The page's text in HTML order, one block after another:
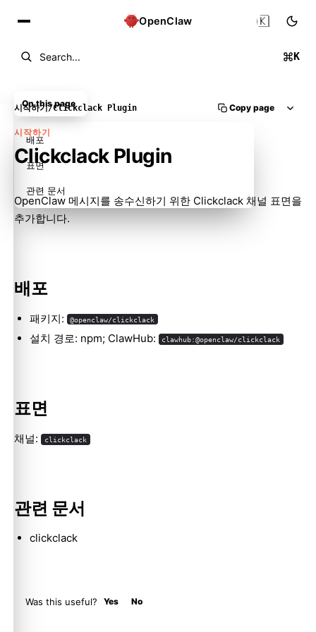
OpenClaw
Search... K
🇰🇷
시작하기/Clickclack Plugin Copy page
시작하기
Clickclack Plugin
OpenClaw 메시지를 송수신하기 위한 Clickclack 채널 표면을
추가합니다.
배포
패키지: @openclaw/clickclack
설치 경로: npm; ClawHub: clawhub:@openclaw/clickclack
표면
채널: clickclack
관련 문서
clickclack
Was this useful? Yes No
On this page
배포
표면
관련 문서